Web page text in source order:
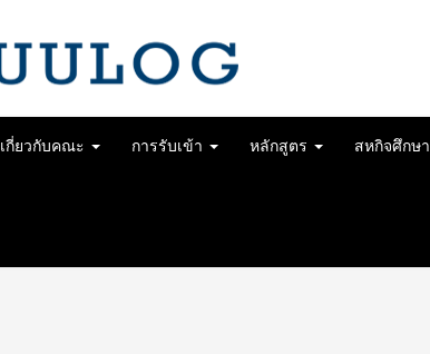
เกี่ยวกับคณะ การรับเข้า หลักสูตร สหกิจศึกษา